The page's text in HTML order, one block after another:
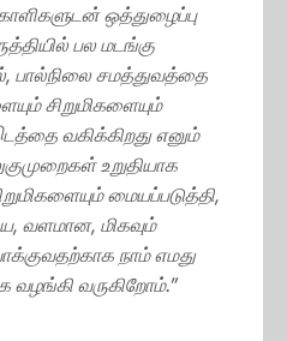
ஒத்துழைப்பு
பல மடங்கு
பால்நிலை சமத்துவத்தை
சிறுமிகளையும்
வகிக்கிறது எனும்
உறுதியாக
மையப்படுத்தி,
வளமான, மிகவும்
நாம் எமது
வழங்கி வருகிறோம்.”